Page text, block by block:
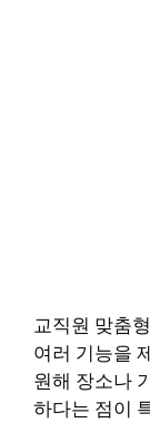
교직원 맞춤
여러 기능을
원해 장소나
하다는 점이